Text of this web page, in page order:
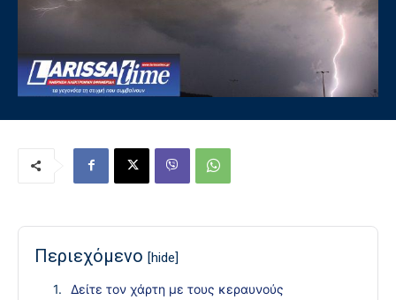
Περιεχόμενο [hide]
Δείτε τον χάρτη με τους κεραυνούς